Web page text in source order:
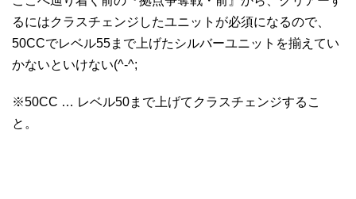
るにはクラスチェンジしたユニットが必須になるので、
50CCでレベル55まで上げたシルバーユニットを揃えてい
かないといけない(^-^;
※50CC … レベル50まで上げてクラスチェンジするこ
と。